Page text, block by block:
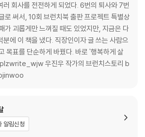
티기로 결심했다
!
기가 되고 싶다
? _스타트업 C사 입사와 퇴사
러 회사를 전전하게 되었다. 6번의 퇴사와 7번
로 써서, 10회 브런치북 출판 프로젝트 특별상
가 괴롭게만 느껴질 때도 있었지만, 지금은 다
분에 이 책을 냈다. 직장인이자 글 쓰는 사람으
목표를 단순하게 바꿨다. 바로 '행복하게 살
우진우 작가의 브런치스토리 b
알림신청